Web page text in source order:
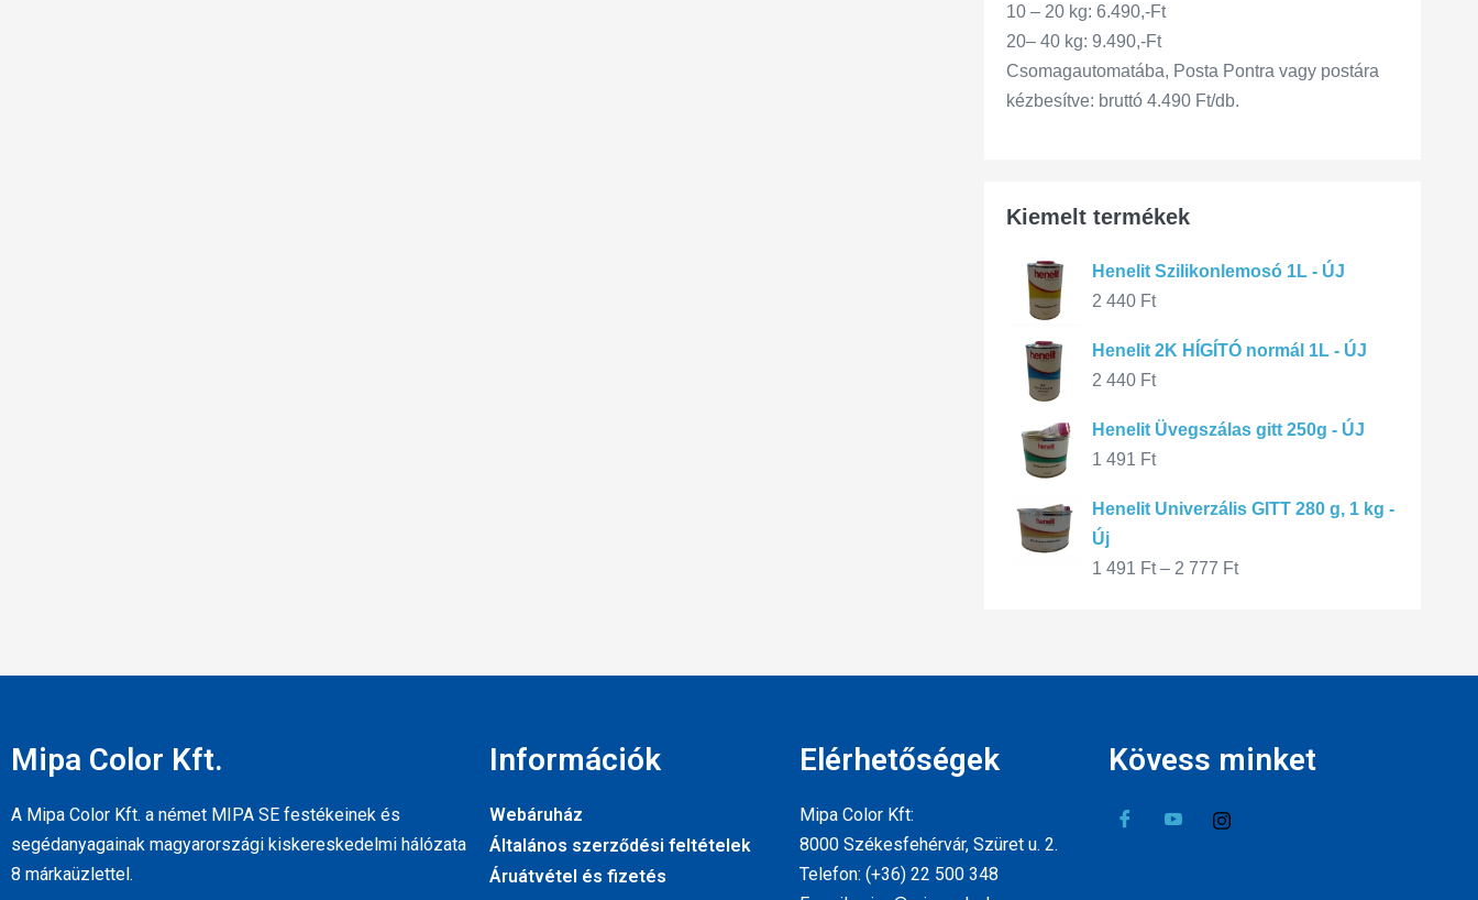
10 – 20 kg: 6.490,-Ft
20– 40 kg: 9.490,-Ft
Csomagautomatába, Posta Pontra vagy postára
kézbesítve: bruttó 4.490 Ft/db.
Kiemelt termékek
Henelit Szilikonlemosó 1L - ÚJ
2 440 Ft
Henelit 2K HÍGÍTÓ normál 1L - ÚJ
2 440 Ft
Henelit Üvegszálas gitt 250g - ÚJ
1 491 Ft
Henelit Univerzális GITT 280 g, 1 kg -
Új
1 491 Ft – 2 777 Ft
Mipa Color Kft.
A Mipa Color Kft. a német MIPA SE festékeinek és
segédanyagainak magyarországi kiskereskedelmi hálózata
8 márkaüzlettel.
Információk
Webáruház
Általános szerződési feltételek
Áruátvétel és fizetés
Elérhetőségek
Mipa Color Kft:
8000 Székesfehérvár, Szüret u. 2.
Telefon: (+36) 22 500 348
Kövess minket